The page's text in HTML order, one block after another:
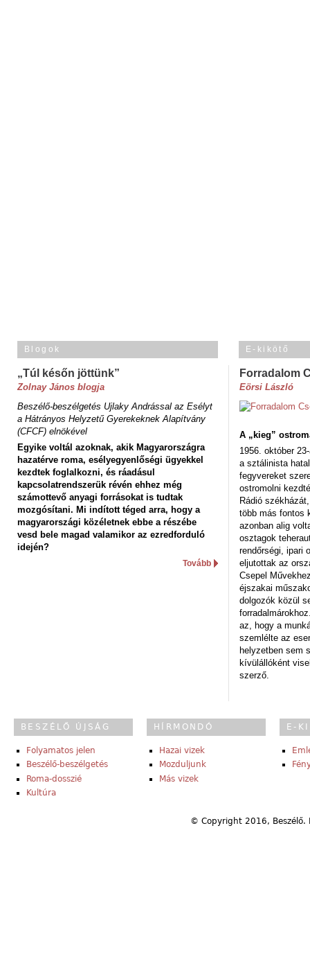
Blogok
„Túl későn jöttünk”
Zolnay János blogja
Beszélő-beszélgetés Ujlaky Andrással az Esélyt
a Hátrányos Helyzetű Gyerekeknek Alapítvány
(CFCF) elnökével
Egyike voltál azoknak, akik Magyarországra
hazatérve roma, esélyegyenlőségi ügyekkel
kezdtek foglalkozni, és ráadásul
kapcsolatrendszerük révén ehhez még
számottevő anyagi forrásokat is tudtak
mozgósítani. Mi indított téged arra, hogy a
magyarországi közéletnek ebbe a részébe
vesd bele magad valamikor az ezredforduló
idején?
Tovább
E-kikötő
Forradalom
Eörsi László
A „kieg”
1956. október
a sztálinista
fegyvereket
ostromolni
Rádió
több más fontos
azonban alig
osztagok
rendőrségi, ipari
eljutottak az
Csepel
éjszakai
dolgozók közül
az, hogy a
szemlélte az
helyzetben sem
kívülállóként
szerző.
BESZÉLŐ ÚJSÁG
Folyamatos jelen
Beszélő-beszélgetés
Roma-dosszié
Kultúra
HÍRMONDÓ
Hazai vizek
Mozduljunk
Más vizek
E-
© Copyright 2016,